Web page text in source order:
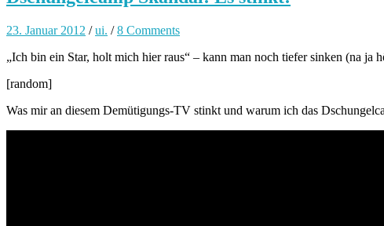
23. Januar 2012 /ui. /8 Comments
„Ich bin ein Star, holt mich hier raus“ – kann man noch tiefer sinken (na
[random]
Was mir an diesem Demütigungs-TV stinkt und warum ich das